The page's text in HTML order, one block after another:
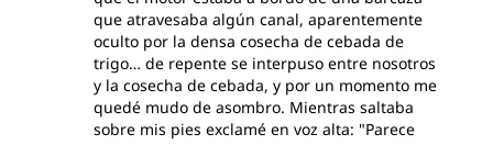
que atravesaba algún canal, aparentemente
oculto por la densa cosecha de cebada de
trigo… de repente se interpuso entre nosotros
y la cosecha de cebada, y por un momento me
quedé mudo de asombro. Mientras saltaba
sobre mis pies exclamé en voz alta: "Parece